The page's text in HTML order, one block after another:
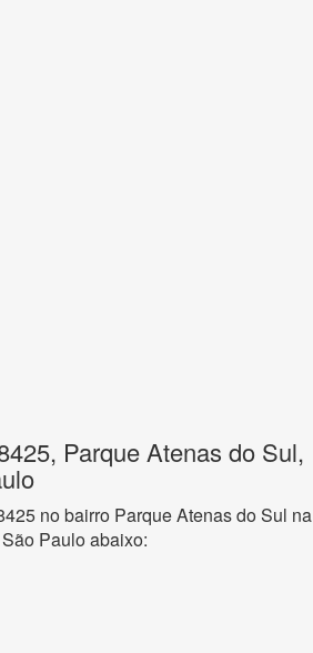
Parque Atenas do Sul,
no bairro Parque Atenas do Sul na
Paulo abaixo: